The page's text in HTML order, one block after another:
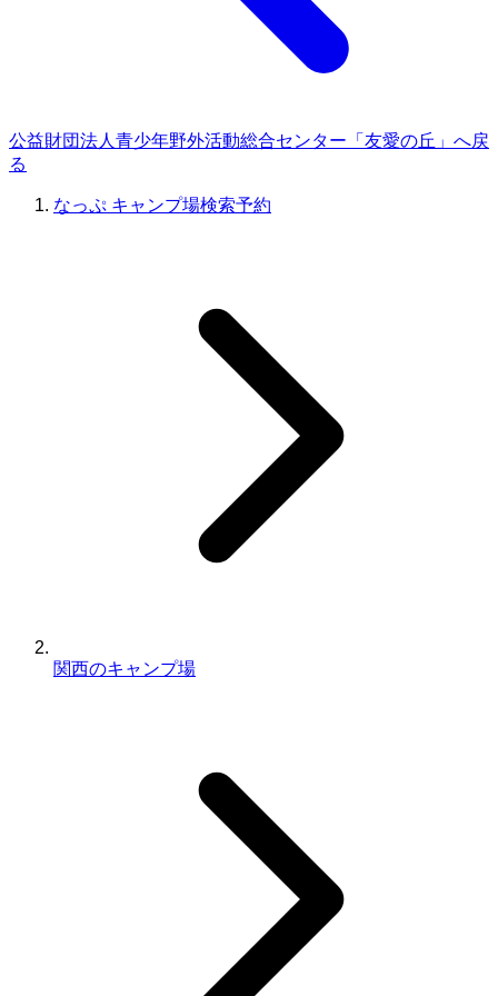
公益財団法人青少年野外活動総合センター「友愛の丘」へ戻
る
なっぷ キャンプ場検索予約
関西のキャンプ場